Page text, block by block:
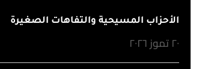
الأحزاب المسيحية والتفاهات الصغيرة
٢٠ تموز ٢٠٢٦